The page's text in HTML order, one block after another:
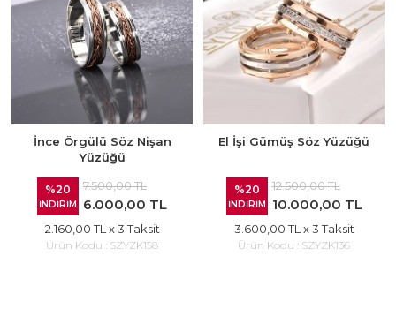
İnce Örgülü Söz Nişan
Yüzüğü
%20
İNDİRİM
7.500,00 TL
6.000,00 TL
2.160,00 TL x 3 Taksit
Ürün Kodu : SZYZK158
El İşi Gümüş Söz Yüzüğü
%20
İNDİRİM
12.500,00 TL
10.000,00 TL
3.600,00 TL x 3 Taksit
Ürün Kodu : SZYZK136